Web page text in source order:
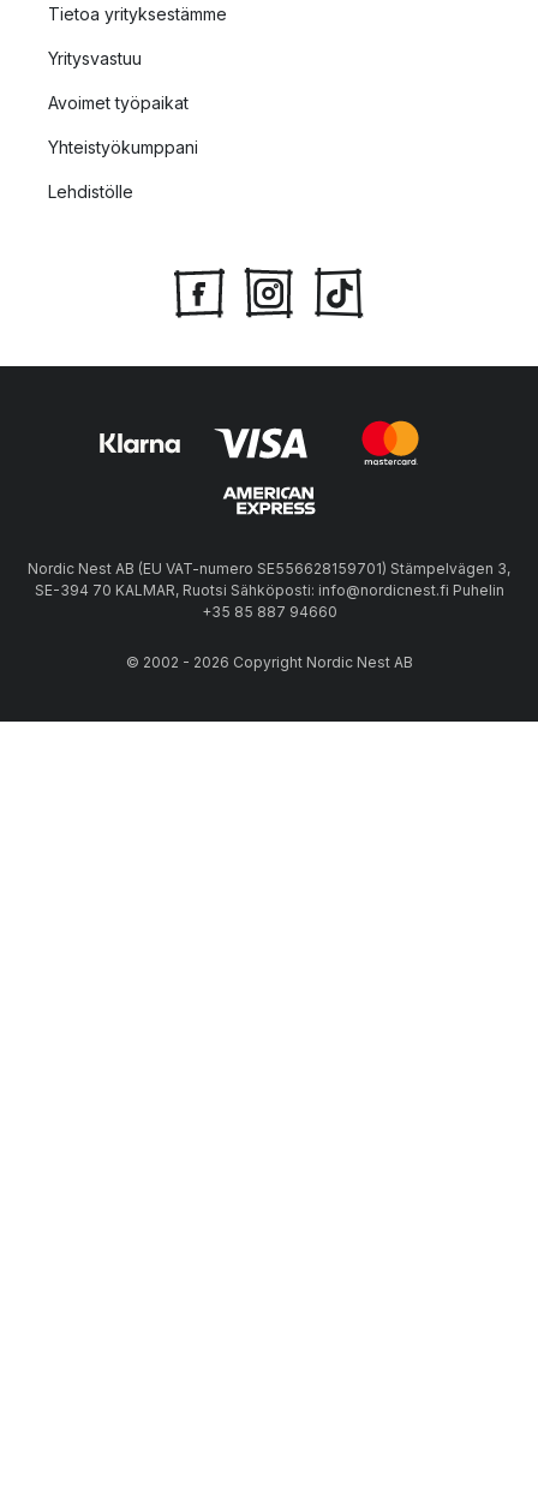
Tietoa yrityksestämme
Yritysvastuu
Avoimet työpaikat
Yhteistyökumppani
Lehdistölle
Nordic Nest AB (EU VAT-numero SE556628159701) Stämpelvägen 3,
SE-394 70 KALMAR, Ruotsi Sähköposti: info@nordicnest.fi Puhelin
+35 85 887 94660
© 2002 - 2026 Copyright Nordic Nest AB